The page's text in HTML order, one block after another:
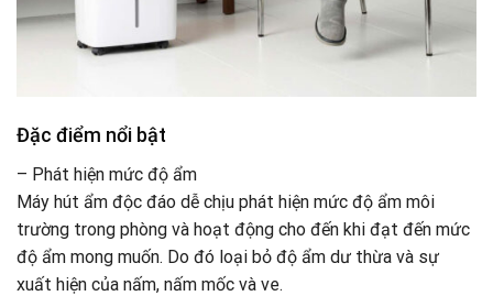
Đặc điểm nổi bật
– Phát hiện mức độ ẩm
Máy hút ẩm độc đáo dễ chịu phát hiện mức độ ẩm môi
trường trong phòng và hoạt động cho đến khi đạt đến mức
độ ẩm mong muốn. Do đó loại bỏ độ ẩm dư thừa và sự
xuất hiện của nấm, nấm mốc và ve.